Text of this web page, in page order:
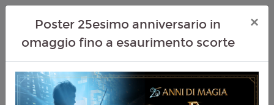
Poster 25esimo anniversario in
omaggio fino a esaurimento scorte
×